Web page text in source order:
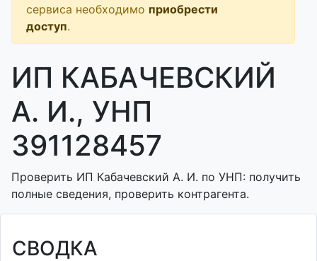
сервиса необходимо приобрести
доступ.
ИП КАБАЧЕВСКИЙ
А. И., УНП
391128457
Проверить ИП Кабачевский А. И. по УНП: получить
полные сведения, проверить контрагента.
СВОДКА